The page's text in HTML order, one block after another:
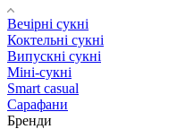
Вечірні сукні
Коктельні сукні
Випускні сукні
Міні-сукні
Smart casual
Сарафани
Бренди